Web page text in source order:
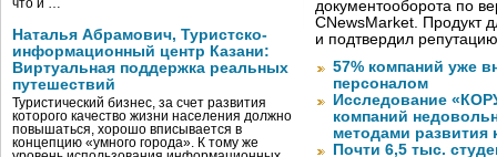
что и …
Наталья Абрамович, Туристско-
информационный центр Казани:
Виртуальная поддержка реальных
путешествий
Туристический бизнес, за счет развития
которого качество жизни населения должно
повышаться, хорошо вписывается в
концепцию «умного города». К тому же
документооборота по
CNewsMarket. Продукт
и подтвердил
57% компаний уже
персоналом
Исследование
компаний
методами развития
Почти 6,5 тыс.